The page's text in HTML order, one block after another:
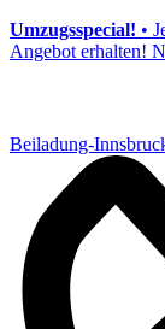
Umzugsspecial! •
Angebot erhalten!
Beiladung-